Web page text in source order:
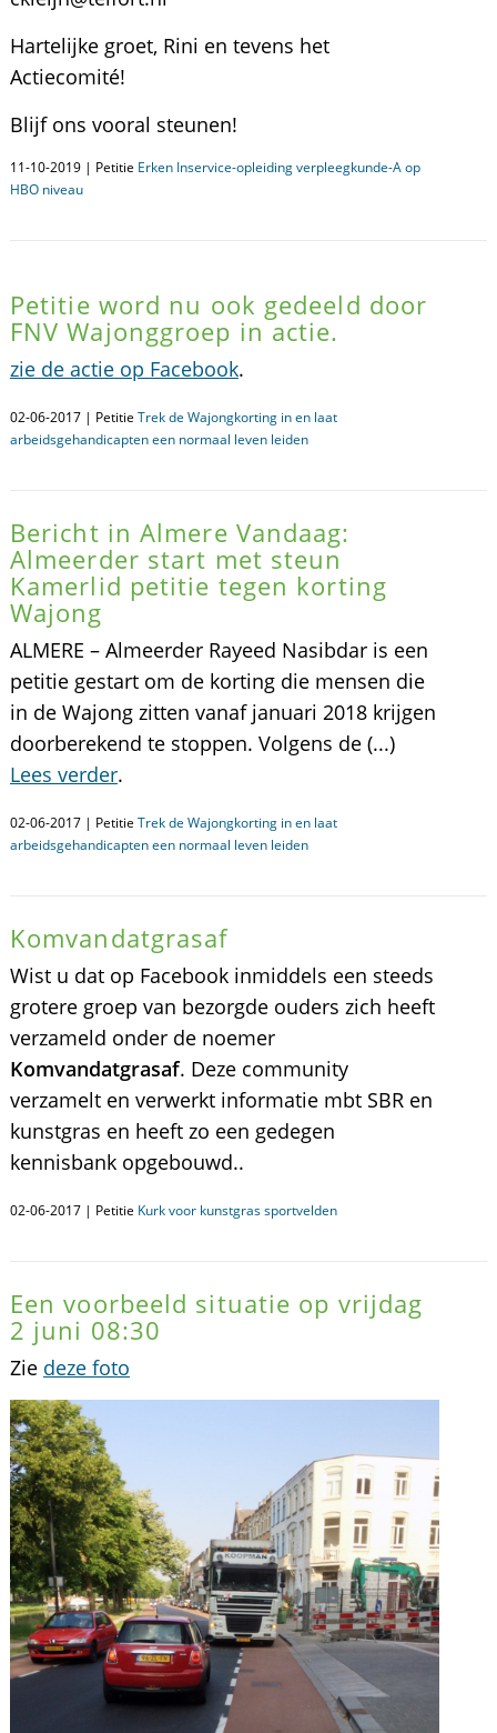
Hartelijke groet, Rini en tevens het
Actiecomité!
Blijf ons vooral steunen!
11-10-2019 | Petitie Erken Inservice-opleiding verpleegkunde-A op
HBO niveau
Petitie word nu ook gedeeld door
FNV Wajonggroep in actie.
zie de actie op Facebook.
02-06-2017 | Petitie Trek de Wajongkorting in en laat
arbeidsgehandicapten een normaal leven leiden
Bericht in Almere Vandaag:
Almeerder start met steun
Kamerlid petitie tegen korting
Wajong
ALMERE – Almeerder Rayeed Nasibdar is een
petitie gestart om de korting die mensen die
in de Wajong zitten vanaf januari 2018 krijgen
doorberekend te stoppen. Volgens de (...)
Lees verder.
02-06-2017 | Petitie Trek de Wajongkorting in en laat
arbeidsgehandicapten een normaal leven leiden
Komvandatgrasaf
Wist u dat op Facebook inmiddels een steeds
grotere groep van bezorgde ouders zich heeft
verzameld onder de noemer
Komvandatgrasaf. Deze community
verzamelt en verwerkt informatie mbt SBR en
kunstgras en heeft zo een gedegen
kennisbank opgebouwd..
02-06-2017 | Petitie Kurk voor kunstgras sportvelden
Een voorbeeld situatie op vrijdag
2 juni 08:30
Zie deze foto